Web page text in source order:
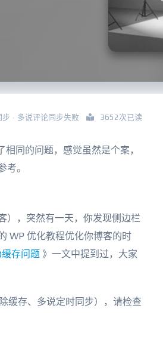
步 · 多说评论同步失败 3652次已读
同的问题，感觉虽然是个案，
。
），突然有一天，你发现侧边栏
WP 优化教程优化你博客的时
存问题 》一文中提到过，大家
缓存、多说定时同步），请检查